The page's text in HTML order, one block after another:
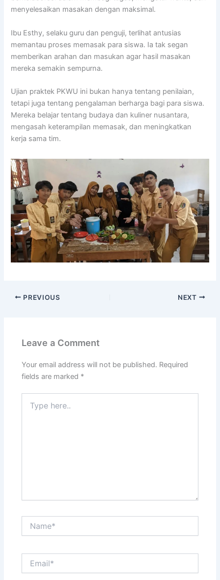
menyelesaikan masakan dengan maksimal.
Ibu Esthy, selaku guru dan penguji, terlihat antusias
memantau proses memasak para siswa. Ia tak segan
memberikan arahan dan masukan agar hasil masakan
mereka semakin sempurna.
Ujian praktek PKWU ini bukan hanya tentang penilaian,
tetapi juga tentang pengalaman berharga bagi para siswa.
Mereka belajar tentang budaya dan kuliner nusantara,
mengasah keterampilan memasak, dan meningkatkan
kerja sama tim.
PREVIOUS NEXT
Leave a Comment
Your email address will not be published. Required
fields are marked *
here..